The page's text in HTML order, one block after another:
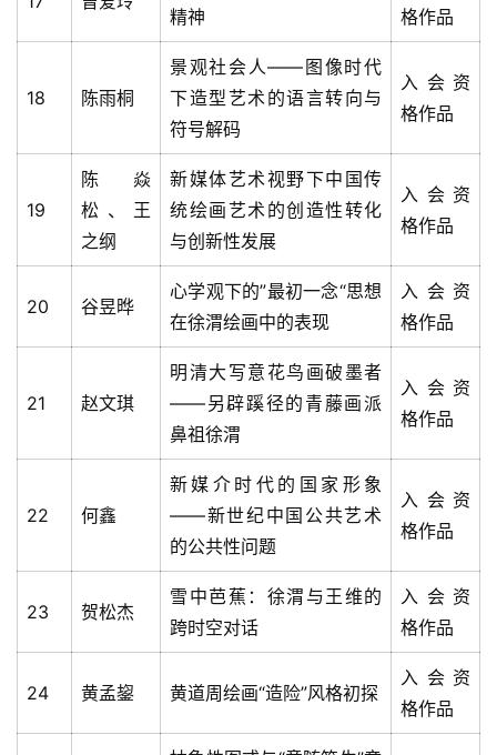
精神
格作品
18 陈雨桐
景观社会人——图像时代
下造型艺术的语言转向与
符号解码
入会资
格作品
19
陈焱
松、王
之纲
新媒体艺术视野下中国传
统绘画艺术的创造性转化
与创新性发展
入会资
格作品
20 谷昱晔
心学观下的”最初一念“思想
在徐渭绘画中的表现
入会资
格作品
21 赵文琪
明清大写意花鸟画破墨者
——另辟蹊径的青藤画派
鼻祖徐渭
入会资
格作品
22 何鑫
新媒介时代的国家形象
——新世纪中国公共艺术
的公共性问题
入会资
格作品
23 贺松杰
雪中芭蕉：徐渭与王维的
跨时空对话
入会资
格作品
24 黄孟鋆 黄道周绘画“造险”风格初探
入会资
格作品